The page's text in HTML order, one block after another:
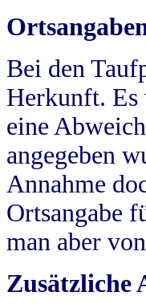
Bei den
Herkunft. Es
eine
angegeben
Annahme
Ortsangabe
man aber
Zusätzliche